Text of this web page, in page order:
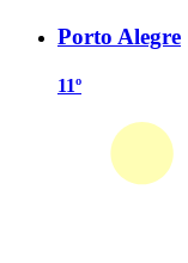
Porto Alegre
11º